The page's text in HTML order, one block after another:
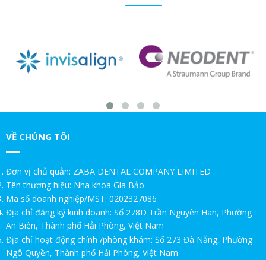
Chú Thọ 70 tuổi| SAO VẪN QUYẾT ĐỊNH CẤY IMPLANT|Nha Khoa
Gia Bảo
Nha Khoa Gia Bảo - TRI ÂN NHÂN VIÊN NGÂN HÀNG – ƯU ĐÃI ĐẶC
TRI ÂN KHÁCH HÀNG THÂN THIẾT – ƯU ĐÃI ĐẶC BIỆT 20%
TRI ÂN KHÁCH HÀNG THÂN THIẾT – ƯU ĐÃI ĐẶC BIỆT 20%
MỪNG 20 NĂM THÀNH LẬP – ƯU ĐÃI TRI ÂN DÀNH RIÊNG CHO
SINH VIÊN
20 NĂM ĐỒNG HÀNH – GIA BẢO GỬI LỜI TRI ÂN THẦY CÔ
VỀ CHÚNG TÔI
Đơn vị chủ quản: ZABA DENTAL COMPANY LIMITED
Tên thương hiệu: Nha khoa Gia Bảo
Mã số doanh nghiệp/MST: 0202327086
Địa chỉ đăng ký kinh doanh: Số 278D Trần Nguyên Hãn, Phường
An Biên, Thành phố Hải Phòng, Việt Nam
Địa chỉ hoạt động chính /phòng khám: Số 273 Đà Nẵng, Phường
Ngô Quyền, Thành phố Hải Phòng, Việt Nam